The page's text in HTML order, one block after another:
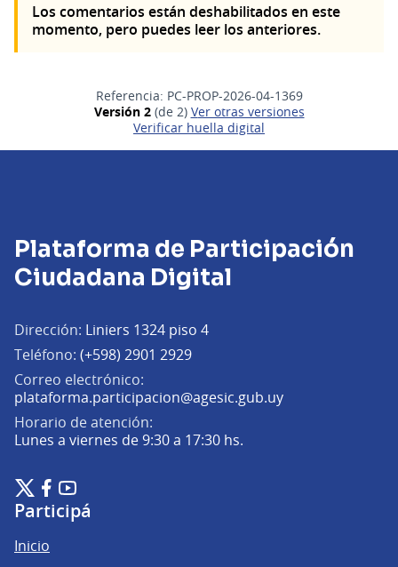
Los comentarios están deshabilitados en este
momento, pero puedes leer los anteriores.
Referencia: PC-PROP-2026-04-1369
Versión 2(de 2)
ver otras versiones
Verificar huella digital
Plataforma de Participación
Ciudadana Digital
Dirección: Liniers 1324 piso 4
Teléfono: (+598) 2901 2929
Correo electrónico:
plataforma.participacion@agesic.gub.uy(Abrir en una
Horario de atención:
Lunes a viernes de 9:30 a 17:30 hs.
Plataforma de Participación Ciudadana Digital en X
(Enlace externo)
Plataforma de Participación Ciudadana Digital en Facebook
(Enlace externo)
Plataforma de Participación Ciudadana Digital en
(Enlace externo)
Participá
Inicio